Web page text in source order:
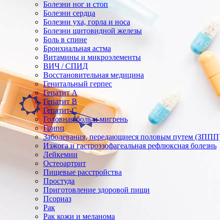
Болезни ног и стоп
Болезни сердца
Болезни уха, горла и носа
Болезни щитовидной железы
Боль в спине
Бронхиальная астма
Витамины и микроэлементы
ВИЧ / СПИД
Восстановительная медицина
Генитальный герпес
Гепатит А
Гепатит В
Гепатит С
Головная боль и мигрень
Грипп
Заболевания, передающиеся половым путем
Изжога и гастроэзофагеальная рефлюксная болезнь
Лейкемии
Остеоартрит
Пищевые расстройства
Простуда
Приготовление здоровой пищи
Псориаз
Рак
Рак кожи и меланома